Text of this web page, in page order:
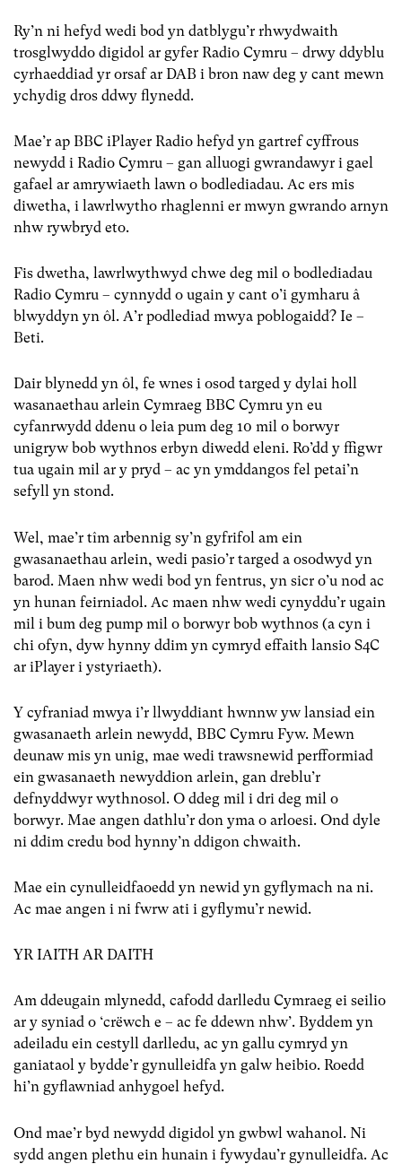
Ry’n ni hefyd wedi bod yn datblygu’r rhwydwaith
trosglwyddo digidol ar gyfer Radio Cymru – drwy ddyblu
cyrhaeddiad yr orsaf ar DAB i bron naw deg y cant mewn
ychydig dros ddwy flynedd.
Mae’r ap BBC iPlayer Radio hefyd yn gartref cyffrous
newydd i Radio Cymru – gan alluogi gwrandawyr i gael
gafael ar amrywiaeth lawn o bodlediadau. Ac ers mis
diwetha, i lawrlwytho rhaglenni er mwyn gwrando arnyn
nhw rywbryd eto.
Fis dwetha, lawrlwythwyd chwe deg mil o bodlediadau
Radio Cymru – cynnydd o ugain y cant o’i gymharu â
blwyddyn yn ôl. A’r podlediad mwya poblogaidd? Ie –
Beti.
Dair blynedd yn ôl, fe wnes i osod targed y dylai holl
wasanaethau arlein Cymraeg BBC Cymru yn eu
cyfanrwydd ddenu o leia pum deg 10 mil o borwyr
unigryw bob wythnos erbyn diwedd eleni. Ro’dd y ffigwr
tua ugain mil ar y pryd – ac yn ymddangos fel petai’n
sefyll yn stond.
Wel, mae’r tîm arbennig sy’n gyfrifol am ein
gwasanaethau arlein, wedi pasio’r targed a osodwyd yn
barod. Maen nhw wedi bod yn fentrus, yn sicr o’u nod ac
yn hunan feirniadol. Ac maen nhw wedi cynyddu’r ugain
mil i bum deg pump mil o borwyr bob wythnos (a cyn i
chi ofyn, dyw hynny ddim yn cymryd effaith lansio S4C
ar iPlayer i ystyriaeth).
Y cyfraniad mwya i’r llwyddiant hwnnw yw lansiad ein
gwasanaeth arlein newydd, BBC Cymru Fyw. Mewn
deunaw mis yn unig, mae wedi trawsnewid perfformiad
ein gwasanaeth newyddion arlein, gan dreblu’r
defnyddwyr wythnosol. O ddeg mil i dri deg mil o
borwyr. Mae angen dathlu’r don yma o arloesi. Ond dyle
ni ddim credu bod hynny’n ddigon chwaith.
Mae ein cynulleidfaoedd yn newid yn gyflymach na ni.
Ac mae angen i ni fwrw ati i gyflymu’r newid.
YR IAITH AR DAITH
Am ddeugain mlynedd, cafodd darlledu Cymraeg ei seilio
ar y syniad o ‘crëwch e – ac fe ddewn nhw’. Byddem yn
adeiladu ein cestyll darlledu, ac yn gallu cymryd yn
ganiataol y bydde’r gynulleidfa yn galw heibio. Roedd
hi’n gyflawniad anhygoel hefyd.
Ond mae’r byd newydd digidol yn gwbwl wahanol. Ni
sydd angen plethu ein hunain i fywydau’r gynulleidfa. Ac